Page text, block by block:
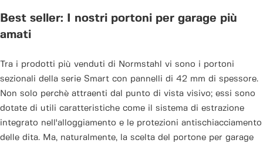
Best seller: I nostri portoni per garage più
amati
Tra i prodotti più venduti di Normstahl vi sono i portoni
sezionali della serie Smart con pannelli di 42 mm di spessore.
Non solo perchè attraenti dal punto di vista visivo; essi sono
dotate di utili caratteristiche come il sistema di estrazione
integrato nell'alloggiamento e le protezioni antischiacciamento
delle dita. Ma, naturalmente, la scelta del portone per garage